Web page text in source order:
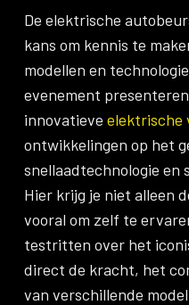
De elektrische
kans om kennis te
modellen en
evenement
innovatieve elektrische
ontwikkelingen op het
snellaadtechnologie en
Hier krijg je niet alleen
vooral om zelf te
testritten over het
direct de kracht, het
van verschillende